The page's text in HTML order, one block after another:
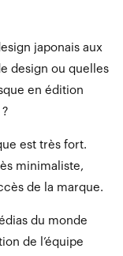
japonais aux
design ou quelles
en édition
est très fort.
minimaliste,
de la marque.
du monde
de l’équipe